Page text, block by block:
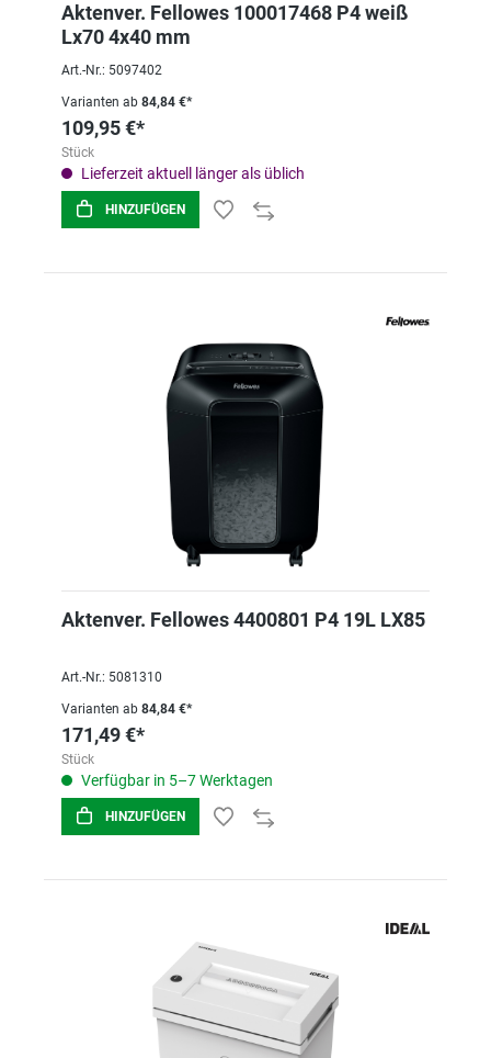
Aktenver. Fellowes 100017468 P4 weiß
Lx70 4x40 mm
Art.-Nr.: 5097402
Varianten ab 84,84 €*
109,95 €*
Stück
Lieferzeit aktuell länger als üblich
HINZUFÜGEN
Aktenver. Fellowes 4400801 P4 19L LX85
Art.-Nr.: 5081310
Varianten ab 84,84 €*
171,49 €*
Stück
Verfügbar in 5–7 Werktagen
HINZUFÜGEN